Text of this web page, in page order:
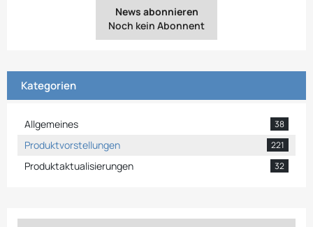
News abonnieren
Noch kein Abonnent
Kategorien
Allgemeines 38
Produktvorstellungen 221
Produktaktualisierungen 32